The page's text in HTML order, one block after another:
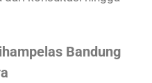
Bandung